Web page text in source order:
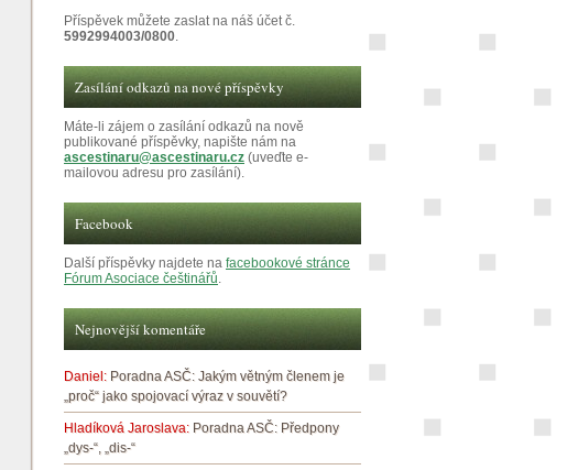
Příspěvek můžete zaslat na náš účet č.
5992994003/0800.
Zasílání odkazů na nové příspěvky
Máte-li zájem o zasílání odkazů na nově
publikované příspěvky, napište nám na
ascestinaru@ascestinaru.cz (uveďte e-
mailovou adresu pro zasílání).
Facebook
Další příspěvky najdete na facebookové stránce
Fórum Asociace češtinářů.
Nejnovější komentáře
Daniel: Poradna ASČ: Jakým větným členem je
„proč“ jako spojovací výraz v souvětí?
Hladíková Jaroslava: Poradna ASČ: Předpony
„dys-“, „dis-“